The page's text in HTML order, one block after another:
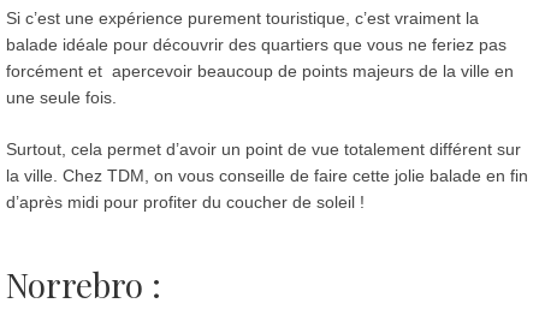
Si c’est une expérience purement touristique, c’est vraiment la
balade idéale pour découvrir des quartiers que vous ne feriez pas
forcément et apercevoir beaucoup de points majeurs de la ville en
une seule fois.
Surtout, cela permet d’avoir un point de vue totalement différent sur
la ville. Chez TDM, on vous conseille de faire cette jolie balade en fin
d’après midi pour profiter du coucher de soleil !
Norrebro :